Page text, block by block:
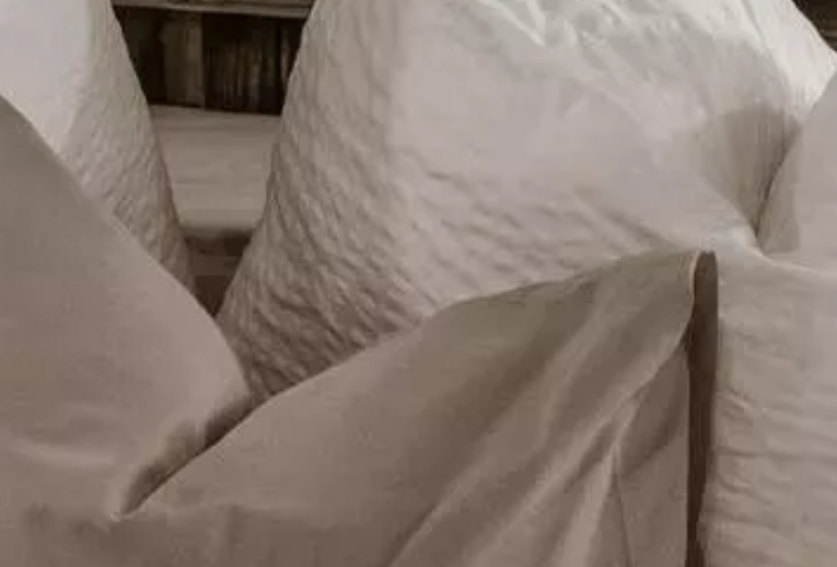
IHR TÄGLICHER FRÜHSTÜCKSKORB
Morgens wachen Sie auf. Die Vögel zwitschern. Die Bergabenteuer warten.
Und unsere Hüttenfee bringt Ihren frisch vorbereiteten Frühstückskorb mit
regionalen und hausgemachten Spezialitäten ins Chalet: Für ein entspanntes
Frühstück an Ihrem privaten Tisch oder auf Ihrer Terrasse.
Auf Wunsch bringt die Hüttenfee auch Ihr Abendessen ins Chalet: Frisch
zubereitet in unserem Restaurant „Feuer & Flamme“. Genossen mit einer
Flasche Elixium-Wein und 100% Wohlfühlgarantie.
IHR PRIVATE SPA
Ihr Chalet bietet eine private Sauna bzw. Saunarium sowie einen Holzzuber
im Freien. Zum exklusiven und ungestörten Relaxen.
Wahrer Luxus ist eine kleine Welt für sich zu haben.